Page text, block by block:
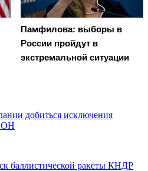
Памфилова: выборы в
России пройдут в
экстремальной ситуации
добиться исключения
баллистической ракеты КНДР